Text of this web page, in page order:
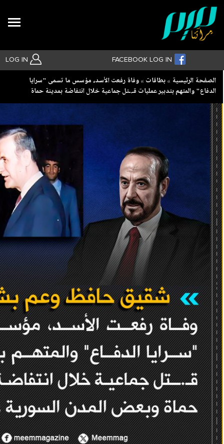
LOG IN FACEBOOK LOG IN
Breadcrumb
الصفحة الرئيسية بطاقات
وفاة رفعت الأسد، مؤسس ما تسمى "سرايا
الدفاع" والمتهم بتدبير عمليات قـ.ـتل جماعية خلال انتفاضة بمدينة حماة